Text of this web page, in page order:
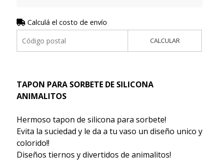
Calculá el costo de envío
CALCULAR
TAPON PARA SORBETE DE SILICONA
ANIMALITOS
Hermoso tapon de silicona para sorbete!
Evita la suciedad y le da a tu vaso un diseño unico y
colorido!!
Diseños tiernos y divertidos de animalitos!